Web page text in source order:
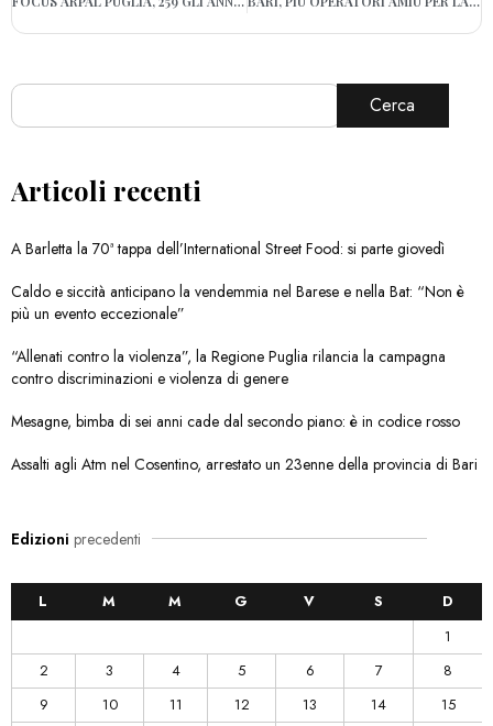
Cerca
Articoli recenti
A Barletta la 70ª tappa dell’International Street Food: si parte giovedì
Caldo e siccità anticipano la vendemmia nel Barese e nella Bat: “Non è
più un evento eccezionale”
“Allenati contro la violenza”, la Regione Puglia rilancia la campagna
contro discriminazioni e violenza di genere
Mesagne, bimba di sei anni cade dal secondo piano: è in codice rosso
Assalti agli Atm nel Cosentino, arrestato un 23enne della provincia di Bari
Edizioni precedenti
L M M G V S
D
1
2
3 4 5 6 7
8
9
10 11 12 13 14
15